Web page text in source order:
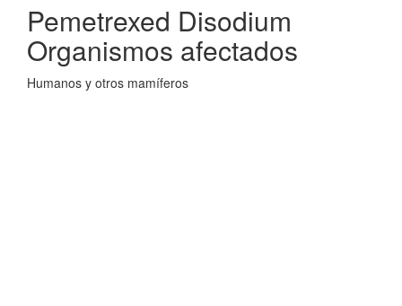
Pemetrexed Disodium
Organismos afectados
Humanos y otros mamíferos